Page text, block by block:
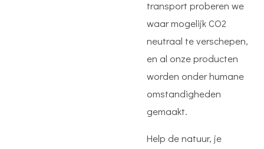
transport proberen we
waar mogelijk CO2
neutraal te verschepen,
en al onze producten
worden onder humane
omstandigheden
gemaakt.
Help de natuur, je